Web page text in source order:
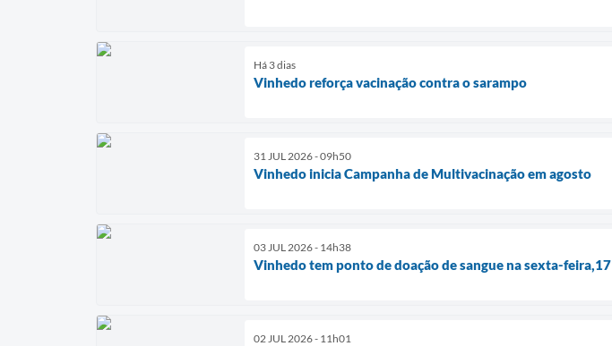
Há 3 dias
Vinhedo reforça vacinação contra o sarampo
31 JUL 2026 - 09h50
Vinhedo inicia Campanha de Multivacinação em agosto
03 JUL 2026 - 14h38
Vinhedo tem ponto de doação de sangue na sexta-feira,17
02 JUL 2026 - 11h01